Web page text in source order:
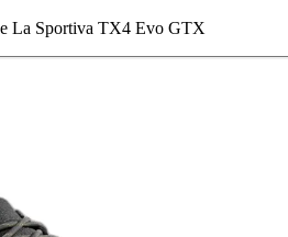
La Sportiva TX4 Evo GTX